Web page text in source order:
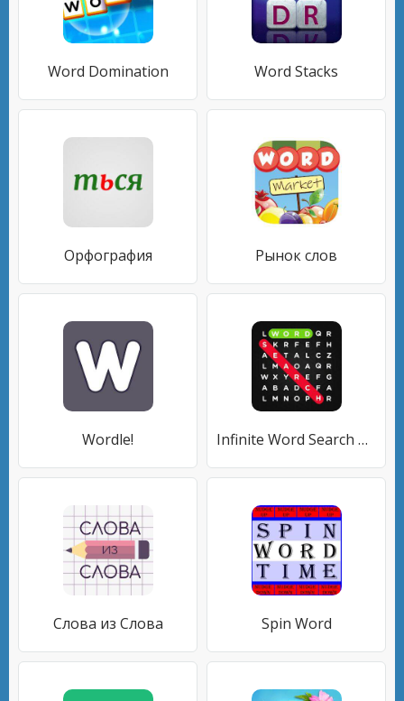
Word Domination Word Stacks
Орфография Рынок слов
Wordle! Infinite Word Search Puzzles
Слова из Слова Spin Word